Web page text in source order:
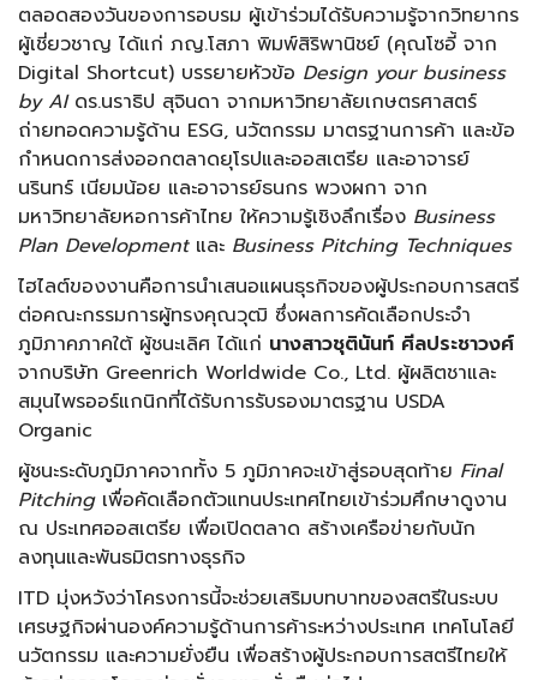
ตลอดสองวันของการอบรม ผู้เข้าร่วมได้รับความรู้จากวิทยากร
ผู้เชี่ยวชาญ ได้แก่ ภญ.โสภา พิมพ์สิริพานิชย์ (คุณโซอี้ จาก
Digital Shortcut) บรรยายหัวข้อ Design your business
by AIดร.นราธิป สุจินดา จากมหาวิทยาลัยเกษตรศาสตร์
ถ่ายทอดความรู้ด้าน ESG, นวัตกรรม มาตรฐานการค้า และข้อ
กำหนดการส่งออกตลาดยุโรปและออสเตรีย และอาจารย์
นรินทร์ เนียมน้อย และอาจารย์ธนกร พวงผกา จาก
มหาวิทยาลัยหอการค้าไทย ให้ความรู้เชิงลึกเรื่อง Business
Plan Developmentและ Business Pitching Techniques
ไฮไลต์ของงานคือการนำเสนอแผนธุรกิจของผู้ประกอบการสตรี
ต่อคณะกรรมการผู้ทรงคุณวุฒิ ซึ่งผลการคัดเลือกประจำ
ภูมิภาคภาคใต้ ผู้ชนะเลิศ ได้แก่ นางสาวชุตินันท์ ศีลประชาวงศ์
จากบริษัท Greenrich Worldwide Co., Ltd. ผู้ผลิตชาและ
สมุนไพรออร์แกนิกที่ได้รับการรับรองมาตรฐาน USDA
Organic
ผู้ชนะระดับภูมิภาคจากทั้ง 5 ภูมิภาคจะเข้าสู่รอบสุดท้าย Final
Pitchingเพื่อคัดเลือกตัวแทนประเทศไทยเข้าร่วมศึกษาดูงาน
ณ ประเทศออสเตรีย เพื่อเปิดตลาด สร้างเครือข่ายกับนัก
ลงทุนและพันธมิตรทางธุรกิจ
ITD มุ่งหวังว่าโครงการนี้จะช่วยเสริมบทบาทของสตรีในระบบ
เศรษฐกิจผ่านองค์ความรู้ด้านการค้าระหว่างประเทศ เทคโนโลยี
นวัตกรรม และความยั่งยืน เพื่อสร้างผู้ประกอบการสตรีไทยให้